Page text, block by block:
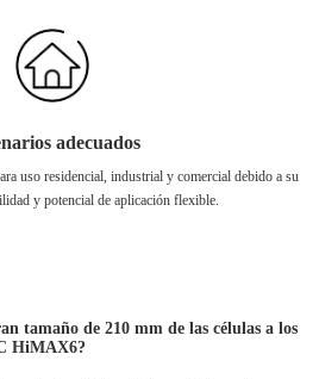
adecuados
uso residencial, industrial y comercial debido a su
y potencial de aplicación flexible.
tamaño de 210 mm de las células a los
HiMAX6?